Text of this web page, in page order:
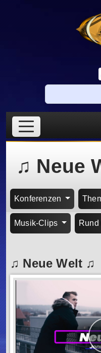
♫ Neue
Konferenzen
Musik-Clips Rund
♫ Neue Welt ♫